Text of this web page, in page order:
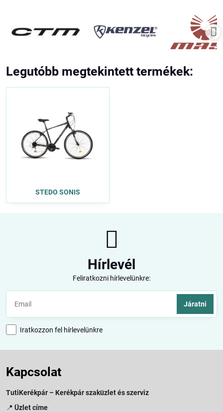
Legutóbb megtekintett termékek:
STEDO SONIS
Hírlevél
Feliratkozni hírlevelünkre:
Járatni
Iratkozzon fel hírlevelünkre
Kapcsolat
TutiKerékpár – Kerékpár szaküzlet és szerviz
📍 Üzlet címe